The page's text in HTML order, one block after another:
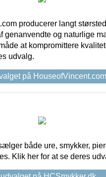
producerer langt
genanvendte og naturlige
at kompromittere
udvalg.
på HouseofVincent.com
både ure, smykker,
Klik her for at se deres